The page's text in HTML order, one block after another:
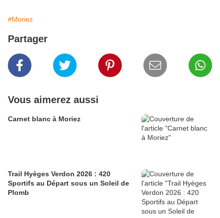
#Moriez
Partager
Vous aimerez aussi
Carnet blanc à Moriez
Trail Hyèges Verdon 2026 : 420
Sportifs au Départ sous un Soleil de
Plomb